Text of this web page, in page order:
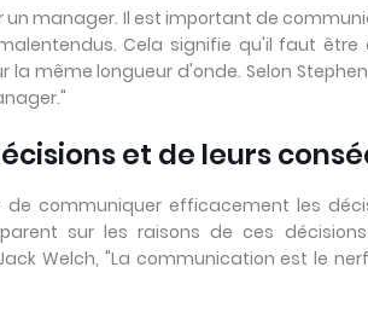
manager. Il est important de
Cela signifie qu'il faut être
même longueur d'onde. Selon
et de leurs
communiquer efficacement les
sur les raisons de ces
Welch, "La communication est le